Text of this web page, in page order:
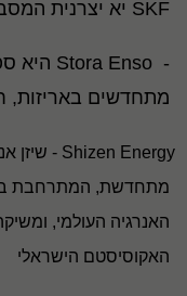
SKF יא יצרנית
-
Stora Enso היא
מתחדשים באריזות,
Shizen Energy - שיזן
מתחדשת, המתרחבת
האנרגיה העולמי,
האקוסיסטם הישראלי